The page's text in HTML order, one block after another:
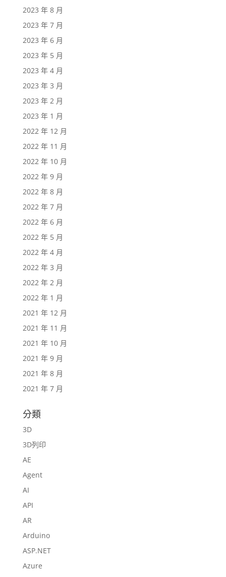
2023 年 8 月
2023 年 7 月
2023 年 6 月
2023 年 5 月
2023 年 4 月
2023 年 3 月
2023 年 2 月
2023 年 1 月
2022 年 12 月
2022 年 11 月
2022 年 10 月
2022 年 9 月
2022 年 8 月
2022 年 7 月
2022 年 6 月
2022 年 5 月
2022 年 4 月
2022 年 3 月
2022 年 2 月
2022 年 1 月
2021 年 12 月
2021 年 11 月
2021 年 10 月
2021 年 9 月
2021 年 8 月
2021 年 7 月
分類
3D
3D列印
AE
Agent
AI
API
AR
Arduino
ASP.NET
Azure